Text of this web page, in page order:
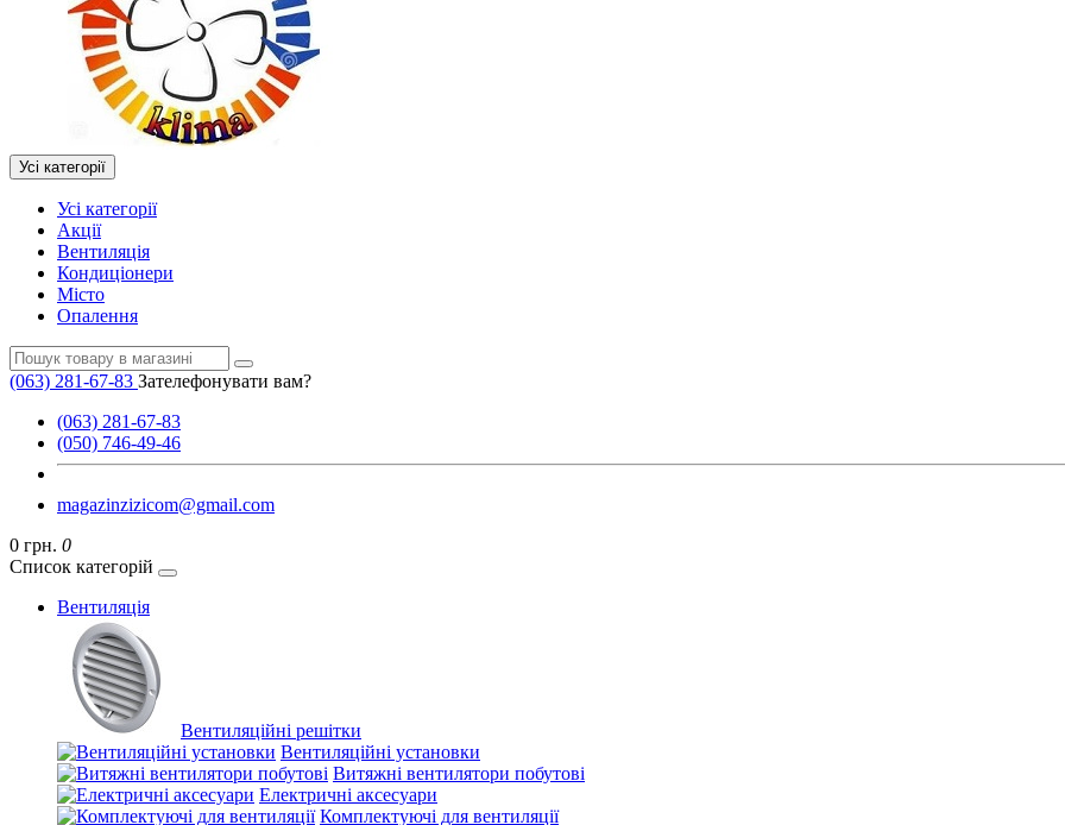
Усі категорії
Усі категорії
Акції
Вентиляція
Кондиціонери
Місто
Опалення
(063) 281-67-83 Зателефонувати вам?
(063) 281-67-83
(050) 746-49-46
magazinzizicom@gmail.com
0 грн. 0
Список категорій
Вентиляція
Вентиляційні решітки
Вентиляційні установки
Витяжні вентилятори побутові
Електричні аксесуари
Комплектуючі для вентиляції